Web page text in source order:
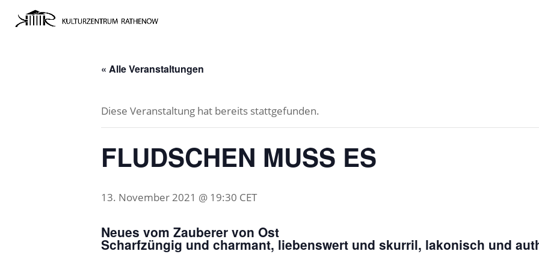
« Alle Veranstaltungen
Diese Veranstaltung hat bereits stattgefunden.
FLUDSCHEN MUSS ES
13. November 2021 @ 19:30 CET
Neues vom Zauberer von Ost
Scharfzüngig und charmant, liebenswert und skurril, lakonisch und